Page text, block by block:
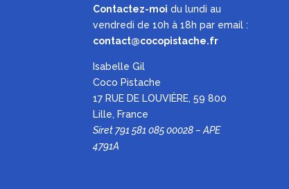
Contactez-moi du lundi au
vendredi de 10h à 18h par email :
contact@cocopistache.fr
Isabelle Gil
Coco Pistache
17 RUE DE LOUVIÈRE, 59 800
Lille, France
Siret 791 581 085 00028 – APE
4791A